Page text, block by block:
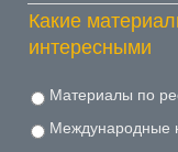
Какие
интересными
Материалы по
Международные